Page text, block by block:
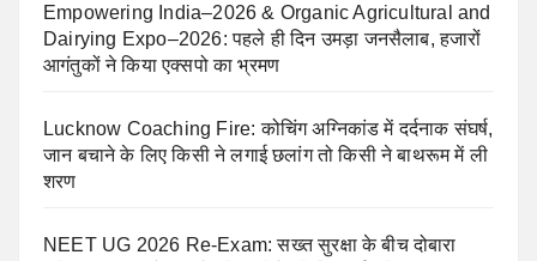
Empowering India–2026 & Organic Agricultural and
Dairying Expo–2026: पहले ही दिन उमड़ा जनसैलाब, हजारों
आगंतुकों ने किया एक्सपो का भ्रमण
Lucknow Coaching Fire: कोचिंग अग्निकांड में दर्दनाक संघर्ष,
जान बचाने के लिए किसी ने लगाई छलांग तो किसी ने बाथरूम में ली
शरण
NEET UG 2026 Re-Exam: सख्त सुरक्षा के बीच दोबारा